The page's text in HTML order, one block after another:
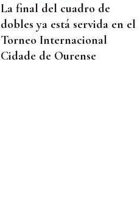
La final del cuadro de
dobles ya está servida en el
Torneo Internacional
Cidade de Ourense